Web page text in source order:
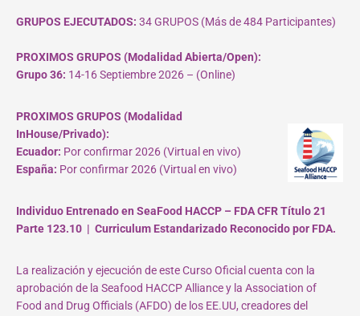
GRUPOS EJECUTADOS: 34 GRUPOS (Más de 484 Participantes)
PROXIMOS GRUPOS (Modalidad Abierta/Open):
Grupo 36: 14-16 Septiembre 2026 – (Online)
PROXIMOS GRUPOS (Modalidad
InHouse/Privado):
Ecuador: Por confirmar 2026 (Virtual en vivo)
España: Por confirmar 2026 (Virtual en vivo)
Individuo Entrenado en SeaFood HACCP – FDA CFR Título 21
Parte 123.10 | Curriculum Estandarizado Reconocido por FDA.
La realización y ejecución de este Curso Oficial cuenta con la
aprobación de la Seafood HACCP Alliance y la Association of
Food and Drug Officials (AFDO) de los EE.UU, creadores del